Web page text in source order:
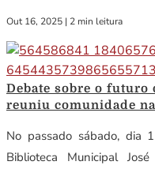
Out 16, 2025 | 2 min leitura
Debate sobre o futuro
reuniu comunidade
No passado sábado, dia
Biblioteca Municipal